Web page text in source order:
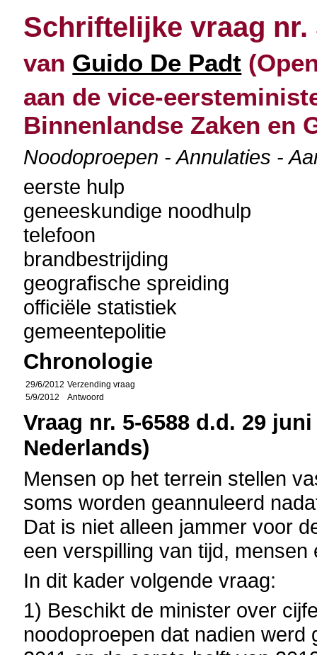
Schriftelijke vraag nr.
van Guido De Padt
aan de vice-
Binnenlandse Zaken en
Noodoproepen - Annulaties -
eerste hulp
geneeskundige noodhulp
telefoon
brandbestrijding
geografische spreiding
officiële statistiek
gemeentepolitie
Chronologie
29/6/2012 Verzending vraag
5/9/2012
Antwoord
Vraag nr. 5-6588 d.d. 29
Nederlands)
Mensen op het terrein stellen
soms worden geannuleerd
Dat is niet alleen jammer voor
een verspilling van tijd, mensen
In dit kader volgende vraag:
1) Beschikt de minister over
noodoproepen dat nadien